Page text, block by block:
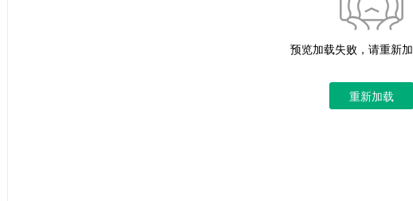
预览加载失败，请重新
重新加载